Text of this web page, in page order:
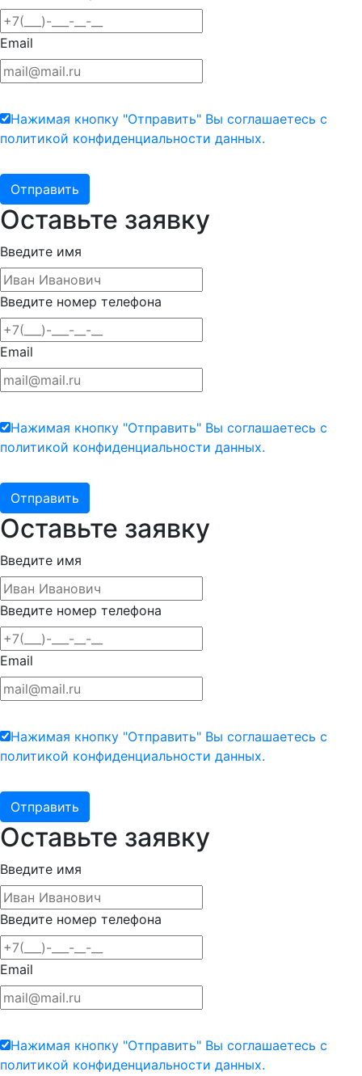
Email
Нажимая кнопку "Отправить" Вы соглашаетесь с
политикой конфиденциальности данных.
Оставьте заявку
Введите имя
Введите номер телефона
Email
Нажимая кнопку "Отправить" Вы соглашаетесь с
политикой конфиденциальности данных.
Оставьте заявку
Введите имя
Введите номер телефона
Email
Нажимая кнопку "Отправить" Вы соглашаетесь с
политикой конфиденциальности данных.
Оставьте заявку
Введите имя
Введите номер телефона
Email
Нажимая кнопку "Отправить" Вы соглашаетесь с
политикой конфиденциальности данных.